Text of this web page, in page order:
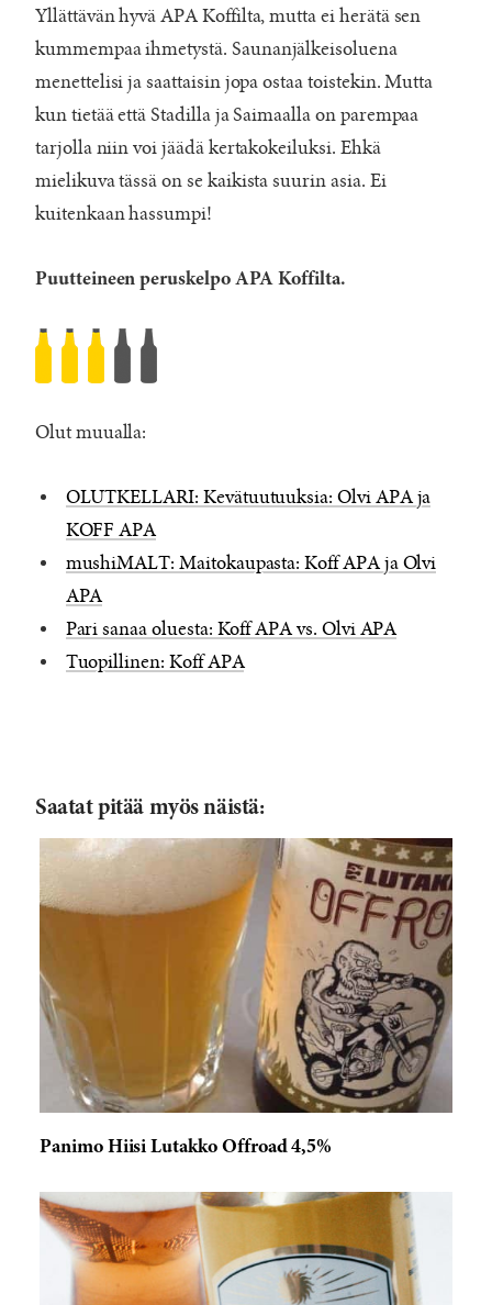
Yllättävän hyvä APA Koffilta, mutta ei herätä sen
kummempaa ihmetystä. Saunanjälkeisoluena
menettelisi ja saattaisin jopa ostaa toistekin. Mutta
kun tietää että Stadilla ja Saimaalla on parempaa
tarjolla niin voi jäädä kertakokeiluksi. Ehkä
mielikuva tässä on se kaikista suurin asia. Ei
kuitenkaan hassumpi!
Puutteineen peruskelpo APA Koffilta.
Voiko
Koff
hyvää?
based
reviews
Olut muualla:
OLUTKELLARI: Kevätuutuuksia: Olvi APA ja
KOFF APA
mushiMALT: Maitokaupasta: Koff APA ja Olvi
APA
Pari sanaa oluesta: Koff APA vs. Olvi APA
Tuopillinen: Koff APA
Saatat pitää myös näistä:
Panimo Hiisi Lutakko Offroad 4,5%